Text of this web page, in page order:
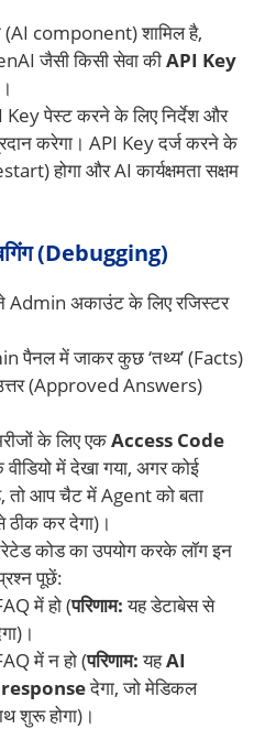
component) शामिल है,
जैसी किसी सेवा कीAPI Key
पेस्ट करने के लिए निर्देश और
करेगा। API Key दर्ज करने के
होगा और AI कार्यक्षमता सक्षम
(Debugging)
Admin अकाउंट के लिए रजिस्टर
पैनल में जाकर कुछ ‘तथ्य’ (Facts)
(Approved Answers)
के लिए एकAccess Code
में देखा गया, अगर कोई
आप चैट में Agent को बता
कर देगा)।
कोड का उपयोग करके लॉग इन
पूछें:
में हो (परिणाम:यह डेटाबेस से
में न हो (परिणाम:यहAI
देगा, जो मेडिकल
शुरू होगा)।